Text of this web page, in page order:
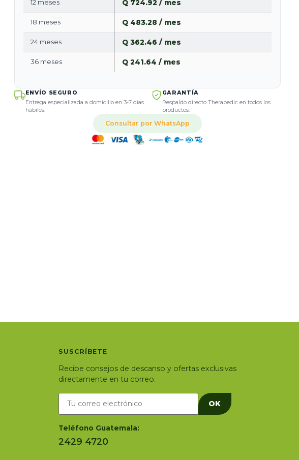
12 meses Q 724.92 / mes
18 meses Q 483.28 / mes
24 meses Q 362.46 / mes
36 meses Q 241.64 / mes
ENVÍO SEGURO
Entrega especializada a domicilio en 3-7 días
hábiles.
GARANTÍA
Respaldo directo Therapedic en todos los
productos.
Consultar por WhatsApp
SUSCRÍBETE
Recibe consejos de descanso y ofertas exclusivas
directamente en tu correo.
OK
Teléfono Guatemala:
2429 4720